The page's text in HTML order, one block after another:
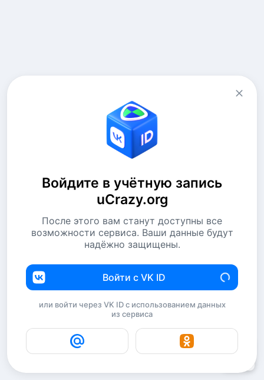
Войдите в учётную запись
uCrazy.org
После этого вам станут доступны все
возможности сервиса. Ваши данные будут
надёжно защищены.
Войти с VK ID
или войти через VK ID с использованием данных
из сервиса